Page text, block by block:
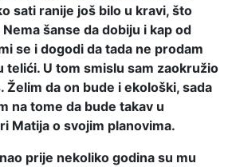
sati ranije još bilo u kravi, što
šanse da dobiju i kap od
se i dogodi da tada ne prodam
telići. U tom smislu sam zaokružio
da on bude i ekološki, sada
na tome da bude takav u
Matija o svojim planovima.
prije nekoliko godina su mu